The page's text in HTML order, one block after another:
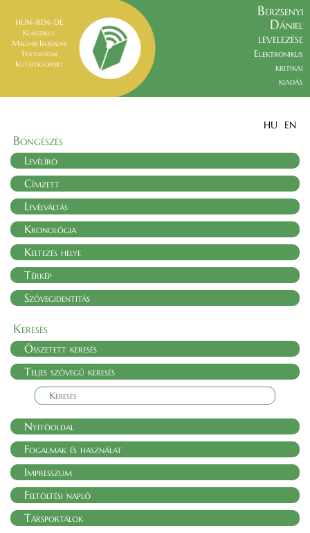
HUN–REN–DE
Klasszikus
Magyar Irodalmi
Textológiai
Kutatócsoport
Berzsenyi
Dániel
levelezése
Elektronikus
kritikai
kiadás
HU EN
Böngészés
Levélíró
Címzett
Levélváltás
Kronológia
Keltezés helye
Térkép
Szövegidentitás
Keresés
Összetett keresés
Teljes szövegű keresés
Nyitóoldal
Fogalmak és használat
Impresszum
Feltöltési napló
Társportálok